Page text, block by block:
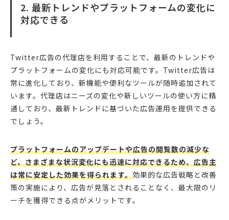
2. 最新トレンドやプラットフォームの変化に
対応できる
Twitter広告の代理店を利用することで、最新のトレンドや
プラットフォームの変化にも対応可能です。Twitter広告は
常に進化しており、新機能や便利なツールが随時追加されて
います。代理店はニーズの変化や新しいツールの使い方に精
通しており、最新トレンドに基づいた広告運用を提供できる
でしょう。
プラットフォームのアップデートや広告の閲覧数の減少な
ど、さまざまな状況変化にも迅速に対応できるため、広告主
は常に安定した効果を得られます。効果的な広告戦略と改善
策の実施により、広告が見落とされることなく、最大限のリ
ーチを獲得できる点がメリットです。